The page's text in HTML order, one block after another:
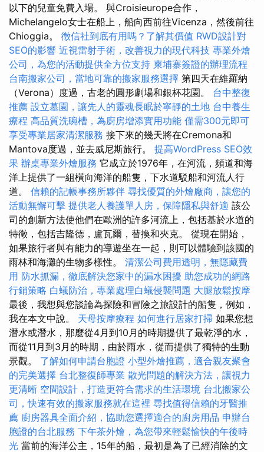
以下的兒童免費入場。 與Croisieurope合作，
Michelangelo女士在船上，船向西前往Vicenza，然後前往
Chioggia。 徵信社到底有用嗎？了解其價值 RWD設計對
SEO的影響 近視雷射手術，改善視力的現代科技 專業外燴
公司，為您的活動提供全方位支持 柬埔寨簽證的辦理流程
台南搬家公司，當地可靠的搬家服務選擇 第四天在維羅納
（Verona）度過，古老的圓形劇場和銀杯花園。 台中整復
推薦 設立墓園，讓先人的靈魂長眠於寧靜的土地 台中養生
療程 高品質洗碗槽，為廚房增添實用功能 僅需300元即可
享受專業居家清潔服務 接下來的幾天將在Cremona和
Mantova度過，並去威尼斯旅行。 提高WordPress SEO效
果 辦桌專業外燴服務 它成立於1976年，在河流，頻道和海
洋上提供了一組橫向海洋的船隻，下水道駁船和河流人行
道。 信賴的記帳事務所夥伴 尋找優質的外燴廠商，讓您的
活動無懈可擊 提供老人養護單人房，保障隱私與舒適 該公
司的創新方法使他們在歐洲的許多河流上，包括基於水道的
特徵，包括吉隆德，盧瓦爾，替換和夾克。 從現在開始，
如果旅行者與有能力的導遊坐在一起，則可以體驗到該國的
雨林和海灘的生物多樣性。 清潔公司費用透明，無隱藏費
用 防水抓漏，徹底解決您家中的漏水困擾 助您成功的網路
行銷策略 白蟻防治，專業處理白蟻侵襲問題 大腿放鬆按摩
最後，我想與您談論為探險和冒險之旅設計的船隻，例如，
我在本文中說。 天母按摩療程 如何進行居家打掃 如果您想
潛水或潛水，那麼從4月到10月的時期提供了最乾淨的水，
而從11月到3月的時期，由於雨水，從而提供了獨特的生動
景觀。 了解如何申請台胞證 小型外燴推薦，適合親友聚會
的完美選擇 台北整復師專業 散光問題的解決方法，讓視力
更清晰 空間設計，打造更符合需求的生活環境 台北搬家公
司，快速有效的搬家服務就在這裡 尋找值得信賴的牙醫推
薦 廚房器具全面介紹，協助您選擇適合的廚房用品 申辦台
胞證的台北服務 下午茶外燴，為您帶來輕鬆愉快的午後時
光 當前的海洋公主，15年的船，最初是為了已經消除的文